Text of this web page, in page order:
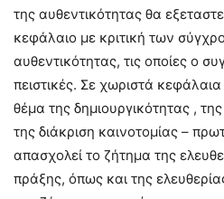
της αυθεντικότητας θα
κεφάλαιο με κριτική των
αυθεντικότητας, τις οποίες ο
πειστικές. Σε χωριστά
θέμα της δημιουργικότητας ,
της διάκριση καινοτομίας –
απασχολεί το ζήτημα της
πράξης, όπως και της